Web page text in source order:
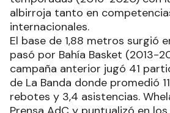
albirroja tanto en
internacionales.
El base de 1,88 metros surgió
pasó por Bahía Basket (2013-
campaña anterior jugó 41
de La Banda donde promedió
rebotes y 3,4 asistencias.